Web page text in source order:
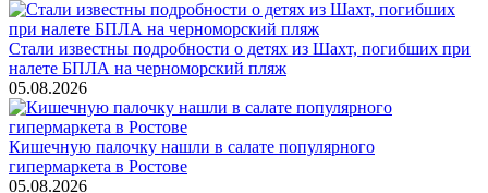
Стали известны подробности о детях из Шахт, погибших при
налете БПЛА на черноморский пляж
05.08.2026
Кишечную палочку нашли в салате популярного
гипермаркета в Ростове
05.08.2026